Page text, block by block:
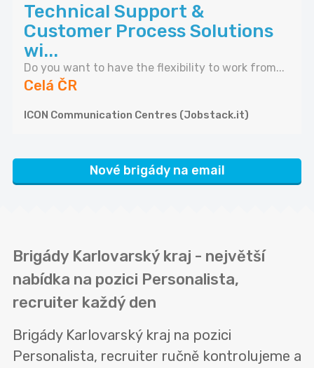
Technical Support &
Customer Process Solutions
wi...
Do you want to have the flexibility to work from...
Celá ČR
ICON Communication Centres (Jobstack.it)
Nové brigády na email
Brigády Karlovarský kraj - největší
nabídka na pozici Personalista,
recruiter každý den
Brigády Karlovarský kraj na pozici
Personalista, recruiter ručně kontrolujeme a